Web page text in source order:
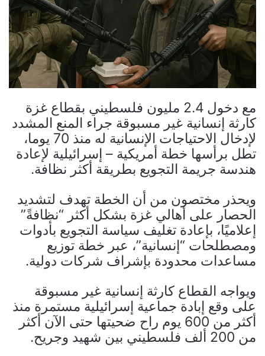
مع دخول 2.4 مليون فلسطيني بقطاع غزة
كارثة إنسانية غير مسبوقة جراء المنع المشدد
لإدخال الاحتياجات الإنسانية له منذ 70 يوما،
تطل برأسها خطة أمريكية – إسرائيلية لإعادة
هندسة جريمة التجويع بطريقة أكثر نظافة.
ويحذر مختصون من أن الخطة تهدف لتشديد
الحصار على أهالي غزة بشكل أكثر “نظافةً”
إعلاميًا، بإعادة تغليف سياسة التجويع بأدوات
ومصطلحات “إنسانية”، عبر خطة توزيع
مساعدات محدودة بإشراف شركات دولية.
ويواجه القطاع كارثة إنسانية غير مسبوقة
على وقع إبادة جماعية إسرائيلية مستمرة منذ
أكثر من 600 يوم راح ضحيتها حتى الآن أكثر
من 200 ألف فلسطيني بين شهيد وجريح.